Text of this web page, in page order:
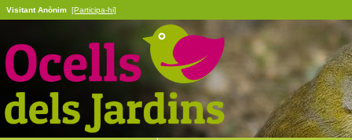
Visitant Anònim [Participa-hi]